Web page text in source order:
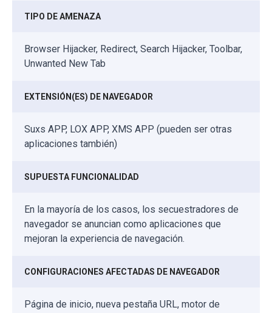
TIPO DE AMENAZA
Browser Hijacker, Redirect, Search Hijacker, Toolbar,
Unwanted New Tab
EXTENSIÓN(ES) DE NAVEGADOR
Suxs APP, LOX APP, XMS APP (pueden ser otras
aplicaciones también)
SUPUESTA FUNCIONALIDAD
En la mayoría de los casos, los secuestradores de
navegador se anuncian como aplicaciones que
mejoran la experiencia de navegación.
CONFIGURACIONES AFECTADAS DE NAVEGADOR
Página de inicio, nueva pestaña URL, motor de